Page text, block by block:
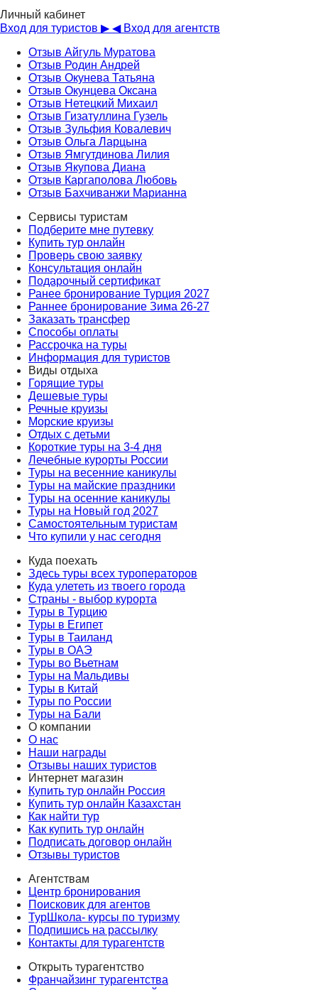
Личный кабинет
Вход для туристов ▶ ◀ Вход для агентств
Отзыв Айгуль Муратова
Отзыв Родин Андрей
Отзыв Окунева Татьяна
Отзыв Окунцева Оксана
Отзыв Нетецкий Михаил
Отзыв Гизатуллина Гузель
Отзыв Зульфия Ковалевич
Отзыв Ольга Ларцына
Отзыв Ямгутдинова Лилия
Отзыв Якупова Диана
Отзыв Каргаполова Любовь
Отзыв Бахчиванжи Марианна
Сервисы туристам
Подберите мне путевку
Купить тур онлайн
Проверь свою заявку
Консультация онлайн
Подарочный сертификат
Ранее бронирование Турция 2027
Раннее бронирование Зима 26-27
Заказать трансфер
Способы оплаты
Рассрочка на туры
Информация для туристов
Виды отдыха
Горящие туры
Дешевые туры
Речные круизы
Морские круизы
Отдых с детьми
Короткие туры на 3-4 дня
Лечебные курорты России
Туры на весенние каникулы
Туры на майские праздники
Туры на осенние каникулы
Туры на Новый год 2027
Самостоятельным туристам
Что купили у нас сегодня
Куда поехать
Здесь туры всех туроператоров
Куда улететь из твоего города
Страны - выбор курорта
Туры в Турцию
Туры в Египет
Туры в Таиланд
Туры в ОАЭ
Туры во Вьетнам
Туры на Мальдивы
Туры в Китай
Туры по России
Туры на Бали
О компании
О нас
Наши награды
Отзывы наших туристов
Интернет магазин
Купить тур онлайн Россия
Купить тур онлайн Казахстан
Как найти тур
Как купить тур онлайн
Подписать договор онлайн
Отзывы туристов
Агентствам
Центр бронирования
Поисковик для агентов
ТурШкола- курсы по туризму
Подпишись на рассылку
Контакты для турагентств
Открыть турагентство
Франчайзинг турагентства